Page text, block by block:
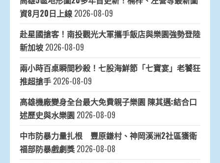
資8月20日上線 2026-08-09
赴星國搶客！南投觀光大軍攜手飯店與樂園強勢登陸
新加坡 2026-08-09
兩小時百桌瞬間秒殺！七股海鮮節「七寶宴」老饕狂
推超搶手 2026-08-09
高雄機廠變身全台最大免費親子樂園 陳其邁:結合口
述歷史與水樂園 2026-08-09
中市防暴力量扎根 豐原鎌村、神岡溪洲2社區獲衛
福部防暴戲劇獎 2026-08-08